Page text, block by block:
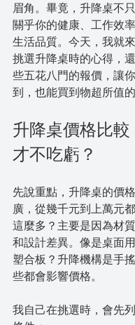
眉角。畢竟，升降桌不
關乎你的健康、工作效
生活品質。今天，我就
挑選升降桌時的心得，
些五花八門的報價，讓
到，也能買到物超所值
升降桌價格比較
才不吃虧？
先說重點，升降桌的價
廣，從幾千元到上萬元
這麼多？主要是因為材
和設計差異。像是桌面
塑合板？升降機構是手
些都會影響價格。
我自己在挑選時，會先